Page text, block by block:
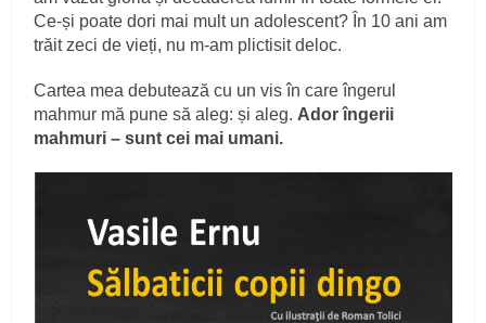
Ce-și poate dori mai mult un adolescent? În 10 ani am
trăit zeci de vieți, nu m-am plictisit deloc.
Cartea mea debutează cu un vis în care îngerul
mahmur mă pune să aleg: și aleg.Ador îngerii
mahmuri – sunt cei mai umani.